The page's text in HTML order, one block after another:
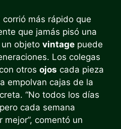
más rápido que
que jamás pisó una
objeto vintage puede
Los colegas
otros ojos cada pieza
empolvan cajas de la
“No todos los días
cada semana
comentó un